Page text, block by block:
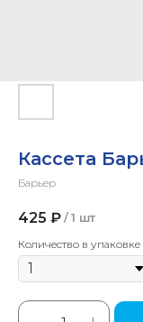
Кассета
Барьер
425 ₽ / 1 шт
Количество в упаковке